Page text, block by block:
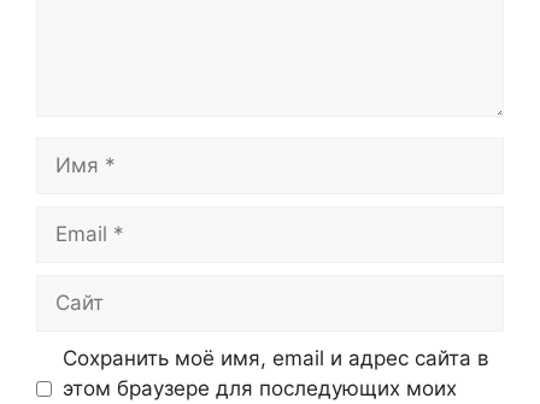
Сохранить моё имя, email и адрес сайта в
этом браузере для последующих моих